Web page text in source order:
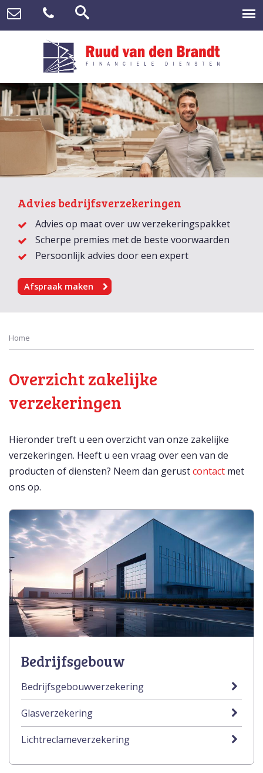
Advies bedrijfsverzekeringen
Advies op maat over uw verzekeringspakket
Scherpe premies met de beste voorwaarden
Persoonlijk advies door een expert
Afspraak maken
Home
Overzicht zakelijke
verzekeringen
Hieronder treft u een overzicht van onze zakelijke
verzekeringen. Heeft u een vraag over een van de
producten of diensten? Neem dan gerustcontact met
ons op.
Bedrijfsgebouw
Bedrijfsgebouwverzekering
Glasverzekering
Lichtreclameverzekering